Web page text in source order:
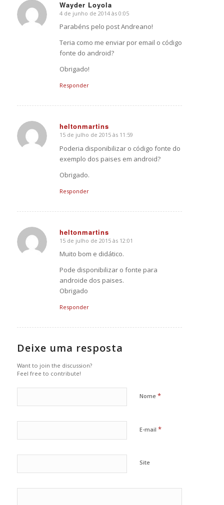
Wayder Loyola
says:
4 de junho de 2014 às 0:05
Parabéns pelo post Andreano!
Teria como me enviar por email o código
fonte do android?
Obrigado!
Responder
heltonmartins
says:
15 de julho de 2015 às 11:59
Poderia disponibilizar o código fonte do
exemplo dos paises em android?
Obrigado.
Responder
heltonmartins
says:
15 de julho de 2015 às 12:01
Muito bom e didático.
Pode disponibilizar o fonte para
androide dos paises.
Obrigado
Responder
Deixe uma resposta
Want to join the discussion?
Feel free to contribute!
Nome *
E-mail *
Site